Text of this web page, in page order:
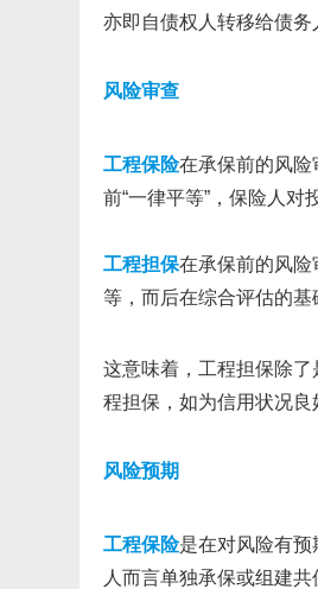
亦即自债权人转移给债务
风险审查
工程保险在承保前的风
前“一律平等”，保险人对
工程担保在承保前的风险
等，而后在综合评估的基
这意味着，工程担保除
程担保，如为信用状况良
风险预期
工程保险是在对风险有
人而言单独承保或组建